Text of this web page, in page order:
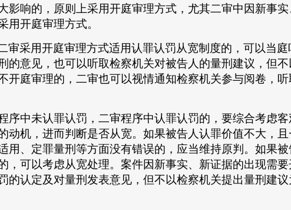
影响的，原则上采用开庭审理方式，尤其二审中因新事实
用开庭审理方式。
审采用开庭审理方式适用认罪认罚从宽制度的，可以当
的意见，也可以听取检察机关对被告人的量刑建议，但
开庭审理的，二审也可以视情通知检察机关参与阅卷，
序中未认罪认罚，二审程序中认罪认罚的，要综合考虑
动机，进而判断是否从宽。如果被告人认罪价值不大，
用、定罪量刑等方面没有错误的，应当维持原判。如果
，可以考虑从宽处理。案件因新事实、新证据的出现需要
的认定及对量刑发表意见，但不以检察机关提出量刑建议